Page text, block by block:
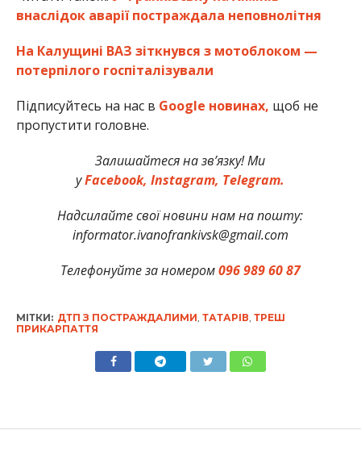
внаслідок аварії постраждала неповнолітня
На Калущині ВАЗ зіткнувся з мотоблоком —
потерпілого госпіталізували
Підписуйтесь на нас в Google новинах, щоб не
пропустити головне.
Залишайтеся на зв’язку! Ми
уFacebook, Instagram, Telegram.
Надсилайте свої новини нам на пошту:
informator.ivanofrankivsk@gmail.com
Телефонуйте за номером096 989 60 87
МІТКИ: ДТП З ПОСТРАЖДАЛИМИ ТАТАРІВ ТРЕШ
ПРИКАРПАТТЯ